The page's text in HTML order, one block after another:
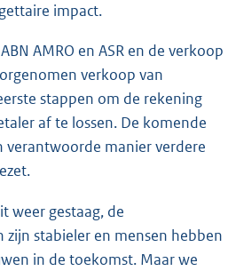
impact.
AMRO en ASR en de verkoop
verkoop van
stappen om de rekening
af te lossen. De komende
verantwoorde manier verdere
weer gestaag, de
zijn stabieler en mensen hebben
in de toekomst. Maar we